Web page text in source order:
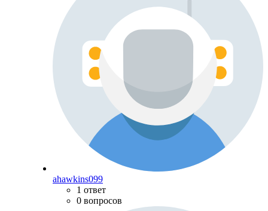
ahawkins099
1 ответ
0 вопросов